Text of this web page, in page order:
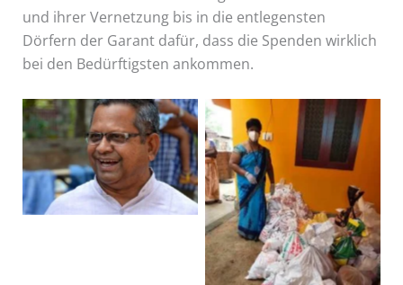
und ihrer Vernetzung bis in die entlegensten
Dörfern der Garant dafür, dass die Spenden wirklich
bei den Bedürftigsten ankommen.